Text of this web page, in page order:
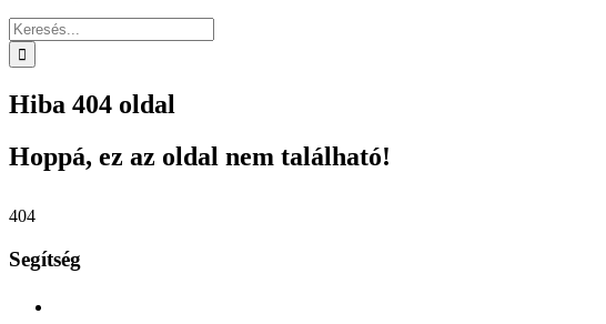
Keresés...
Hiba 404 oldal
Hoppá, ez az oldal nem található!
404
Segítség